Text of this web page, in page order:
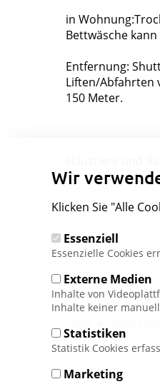
in
Bettwäsche
Entfernung:
Liften/Abfahrten
150 Meter.
Wir
Klicken Sie "Alle
Essenziell
Essenzielle Cookies
Externe Medien
Inhalte von
Inhalte keiner
Statistiken
Statistik Cookies
Marketing